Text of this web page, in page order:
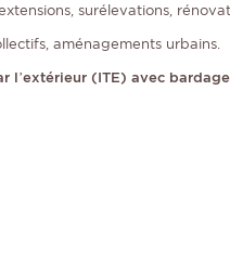
surélevations,
aménagements urbains.
l’extérieur (ITE) avec